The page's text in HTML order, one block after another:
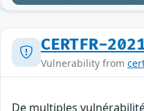
CERTFR-
Vulnerability from
De multiples